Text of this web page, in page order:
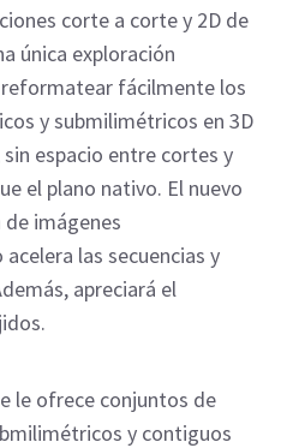
corte a corte y 2D de
única exploración
fácilmente los
y submilimétricos en 3D
espacio entre cortes y
el plano nativo. El nuevo
imágenes
las secuencias y
apreciará el
le ofrece conjuntos de
y contiguos